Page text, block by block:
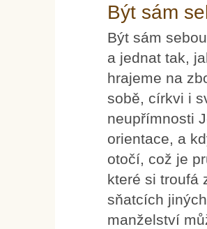
Být sám
Být sám
a jednat tak,
hrajeme na
sobě, církvi i
neupřímnosti
orientace, a
otočí, což je
které si troufá
sňatcích
manželství